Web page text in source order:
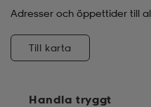
Handla tryggt
Adresser och öppettider till
Till karta